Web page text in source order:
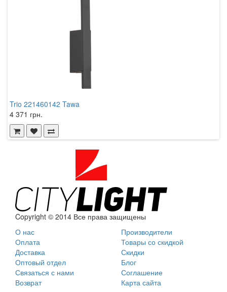
Trio 221460142 Tawa
4 371 грн.
Copyright © 2014 Все права защищены
О нас
Оплата
Доставка
Оптовый отдел
Связаться с нами
Возврат
Производители
Товары со скидкой
Скидки
Блог
Соглашение
Карта сайта